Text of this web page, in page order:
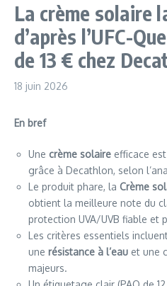
La crème solaire
d’après l’UFC-
de 13 € chez
18 juin 2026
En bref
Une crème solaire efficace
grâce à Decathlon, selon
Le produit phare, la Crème
obtient la meilleure note du
protection UVA/UVB fiable et
Les critères essentiels
une résistance à l’eau et une
majeurs.